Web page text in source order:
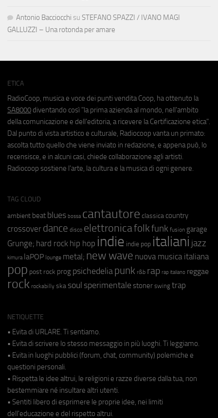
Antonio Bacciocchi su STEFANO SPAZZI / IVANO MAGI
GALLUZZI – Una rotonda per amare
ETICA
RadioCoop, musica e voce dei punti vendita Coop, ha ottenuto la
SA8000 diventando così "la prima azienda al mondo, nell'ambito
della comunicazione e dell'editoria, a ricevere la Certificazione etica".
Dal punto di vista artistico e culturale, Radiocoop vanta un primato:
ascolta tutto quello che viene inviato in redazione, e appena può, lo
recensisce, e in alcuni casi, chiede collaborazione agli artisti.
Radiocoop sostiene l'arte, la cultura e la musica di ogni genere.
TAG CLOUD
ambient beat blues bossa cantautore classica country
crossover dance disco elettronicafolkfunk fusion garage
Grunge; hard rock hip hop indie indie pop italiani jazz
kimura laPOP lounge metal; new wave nuova musica italiana
pop post rock prog psichedeliapunk r&b rap rap italiano reggae
rock rockabilly ska soul sperimentale stoner swing trap
NETIQUETTE
• Evita di URLARE. Ti sentiamo.
• Evita di scrivere lo stesso messaggio in più luoghi. Ti leggiamo.
• Evita in luoghi pubblici (forum, chat, community) polemiche e
questioni personali.
• Rispetta le idee altrui, le religioni e razze diverse dalla tua, non
bestemmiare né insultare altri utenti.
• Sentiti libero di esprimere le proprie idee, nei limiti
dell'educazione e del rispetto altrui.